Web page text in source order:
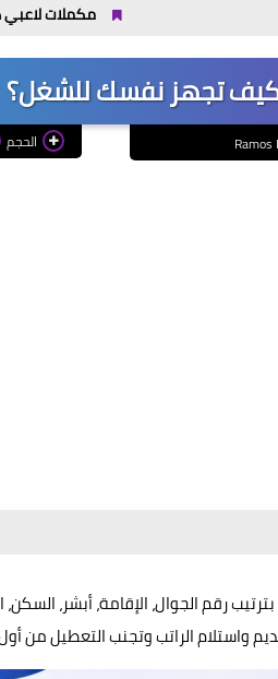
مكملات لاعبي كرة القدم: 7 اختيارات تدعم الطاقة والتعافي قبل وبعد التمرين
تجهز نفسك للشغل؟
الحجم
رقم الجوال، الإقامة، أبشر، السكن،
الراتب وتجنب التعطيل من